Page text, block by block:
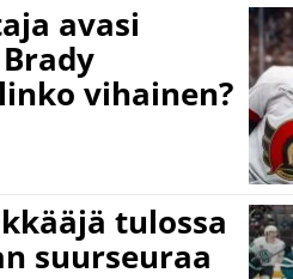
avasi
vihainen?
tulossa
suurseuraa